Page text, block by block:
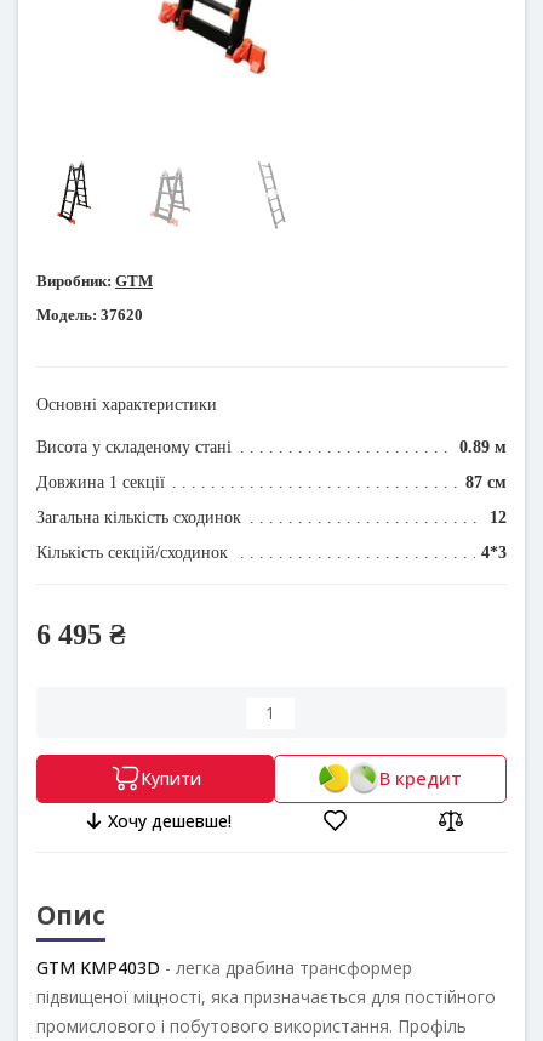
Виробник: GTM
Модель: 37620
Основні характеристики
Висота у складеному стані
0.89 м
Довжина 1 секції
87 см
Загальна кількість сходинок
12
Кількість секцій/сходинок
4*3
6 495 ₴
Купити В кредит
Хочу дешевше!
Опис
GTM KMP403D - легка драбина трансформер
підвищеної міцності, яка призначається для постійного
промислового і побутового використання. Профіль